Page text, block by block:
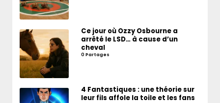
Ce jour où Ozzy Osbourne a
arrêté le LSD… à cause d’un
cheval
0 Partages
4 Fantastiques : une théorie sur
leur fils affole la toile et les fans